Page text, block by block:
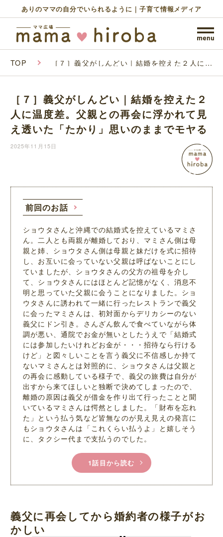
ありのママの自分でいられるように｜子育て情報メディア
TOP ［７］義父がしんどい｜結婚を控えた２人に温
かり」思いのままでモヤる
［７］義父がしんどい｜結婚を控えた２
人に温度差。父親との再会に浮かれて見
え透いた「たかり」思いのままでモヤる
2025年11月15日
前回のお話
ショウタさんと沖縄での結婚式を控えているマミさ
ん。二人とも両親が離婚しており、マミさん側は母
親と姉、ショウタさん側は母親と妹だけを式に招待
し、お互いに会っていない父親は呼ばないことにし
ていましたが、ショウタさんの父方の祖母を介し
て、ショウタさんにはほとんど記憶がなく、消息不
明と思っていた父親に会うことになりました。ショ
ウタさんに誘われて一緒に行ったレストランで義父
に会ったマミさんは、初対面からデリカシーのない
義父にドン引き。さんざん飲んで食べていながら体
調が悪い、通院でお金が無いとしたうえで「結婚式
には参加したいけれどお金が・・・招待なら行ける
けど」と図々しいことを言う義父に不信感しか持て
ないマミさんとは対照的に、ショウタさんは父親と
の再会に感動している様子で、義父の旅費は自分が
出すから来てほしいと独断で決めてしまったので、
離婚の原因は義父が借金を作り出て行ったことと聞
いているマミさんは愕然としました。「財布を忘れ
た」という払う気など皆無なのが見え見えの発言に
もショウタさんは「これくらい払うよ」と嬉しそう
に、タクシー代まで支払うのでした。
1話目から読む
義父に再会してから婚約者の様子がお
かしい